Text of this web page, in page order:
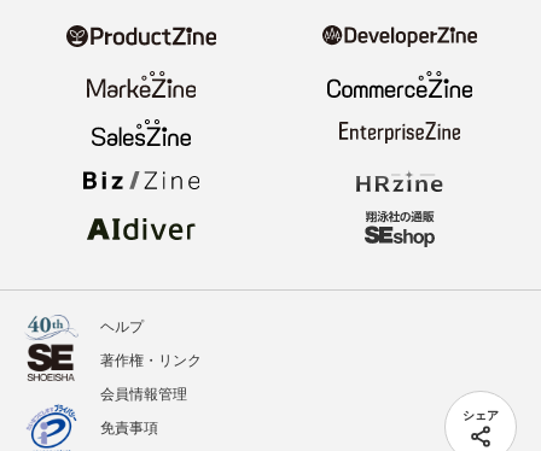
シェア
ヘルプ
著作権・リンク
会員情報管理
免責事項